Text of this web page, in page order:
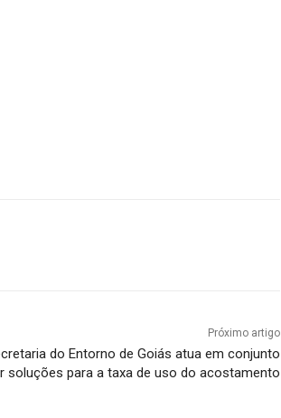
Próximo artigo
do Entorno de Goiás atua em conjunto
soluções para a taxa de uso do acostamento